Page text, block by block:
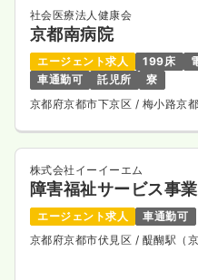
社会医療法人健康会
京都南病院
エージェント求人 199床
車通勤可
託児所
寮
京都府京都市下京区 / 梅小路京
株式会社イーイーエム
障害福祉サービス事
エージェント求人
車通勤可
京都府京都市伏見区 / 醍醐駅（